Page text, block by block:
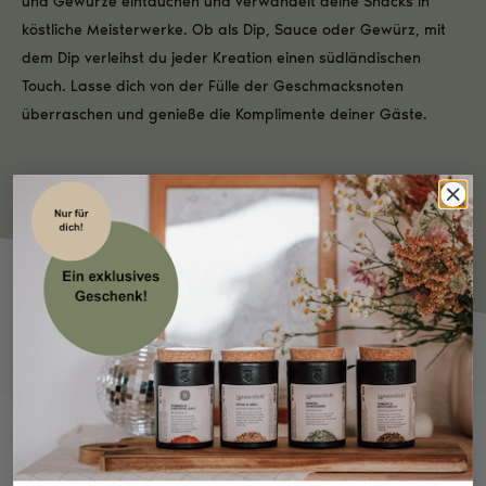
köstliche Meisterwerke. Ob als Dip, Sauce oder Gewürz, mit
dem Dip verleihst du jeder Kreation einen südländischen
Touch. Lasse dich von der Fülle der Geschmacksnoten
überraschen und genieße die Komplimente deiner Gäste.
FEINSTE ZUTATEN
NÄHRWERTE